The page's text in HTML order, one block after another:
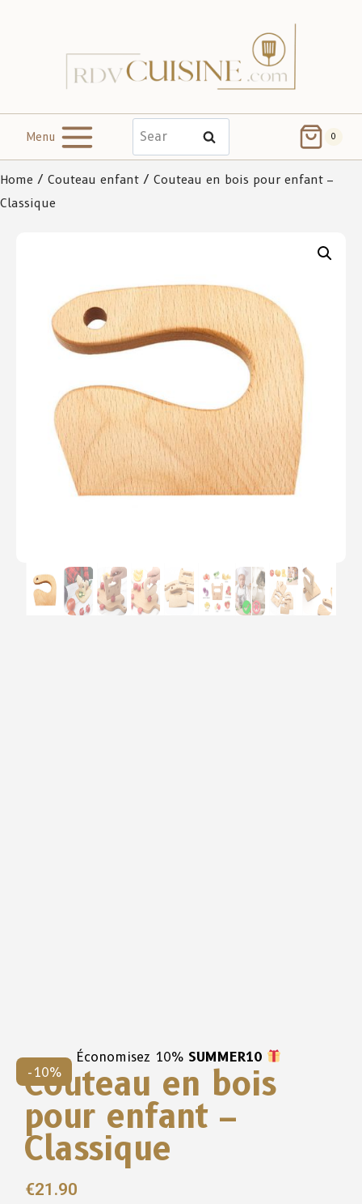
Menu Search 0
Home / Couteau enfant / Couteau en bois pour enfant –
Classique
-10%
Économisez 10% SUMMER10
Couteau en bois
pour enfant –
Classique
€21.90